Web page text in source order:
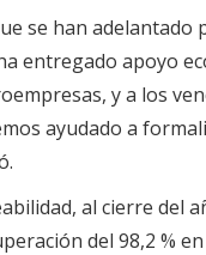
se han
entregado apoyo
y a los
ayudado a
al cierre del
del 98,2 %